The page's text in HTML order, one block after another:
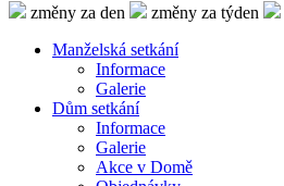
změny za den změny za týden
Manželská setkání
Informace
Galerie
Dům setkání
Informace
Galerie
Akce v Domě